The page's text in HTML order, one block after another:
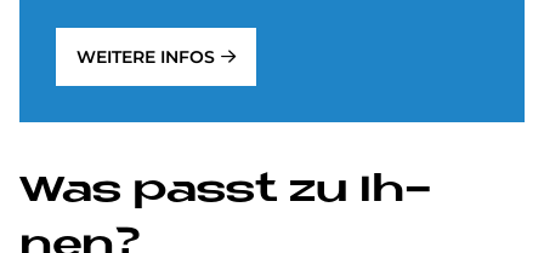
WEITERE INFOS
Was passt zu Ih­